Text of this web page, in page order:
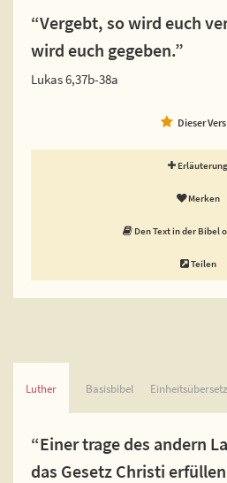
“Vergebt, so wird euch
wird euch gegeben.”
Lukas 6,37b-38a
Dieser
Erläuterung
Merken
Den Text in der Bibel
Teilen
Luther Basisbibel
“Einer trage des andern
das Gesetz Christi